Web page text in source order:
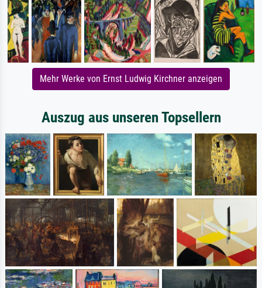
Mehr Werke von Ernst Ludwig Kirchner anzeigen
Auszug aus unseren Topsellern